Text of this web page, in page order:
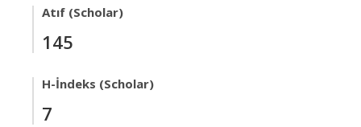
Atıf (Scholar)
145
H-İndeks (Scholar)
7